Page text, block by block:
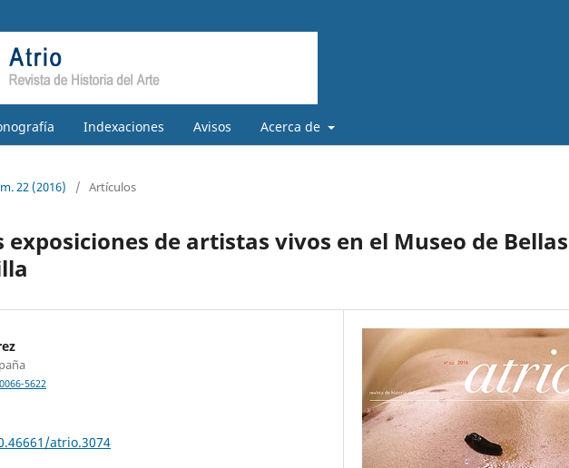
Indexaciones Avisos Acerca de
22 (2016) / Artículos
exposiciones de artistas vivos en el Museo de Bellas
5622
atrio.3074